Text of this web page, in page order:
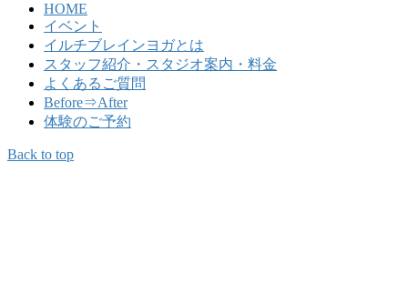
HOME
イベント
イルチブレインヨガとは
スタッフ紹介・スタジオ案内・料金
よくあるご質問
Before⇒After
体験のご予約
Back to top